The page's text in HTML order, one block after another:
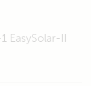
EasySolar-II